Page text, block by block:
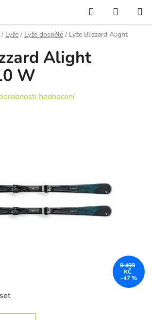
Hledat
/ Lyže / Lyže dospělé / Lyže Blizzard Alight
Alight
W
produktu je 0,0 z 5 hvězdiček.
hodnocení
9 499
KČ
–47 %